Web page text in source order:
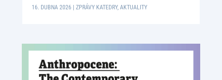
16. DUBNA 2026| ZPRÁVY KATEDRY, AKTUALITY